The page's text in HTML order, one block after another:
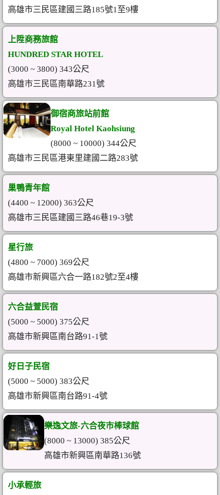
高雄市三民區建國三路185號1至9樓
上陞商務旅館
HUNDRED STAR HOTEL
(3000 ~ 3800) 343公尺
高雄市三民區南華路231號
御宿商旅站前館
Royal Hotel Kaohsiung
(8000 ~ 10000) 344公尺
高雄市三民區港東里建國二路283號
巢鴨青年館
(4400 ~ 12000) 363公尺
高雄市三民區建國三路46巷19-3號
星行旅
(4800 ~ 7000) 369公尺
高雄市新興區六合一路182號2至4樓
六合益萱民宿
(5000 ~ 5000) 375公尺
高雄市新興區南台路91-1號
好日子民宿
(5000 ~ 5000) 383公尺
高雄市新興區南台路91-4號
樂逸文旅-六合夜市棒球館
(8000 ~ 13000) 385公尺
高雄市新興區南華路136號
小承輕旅